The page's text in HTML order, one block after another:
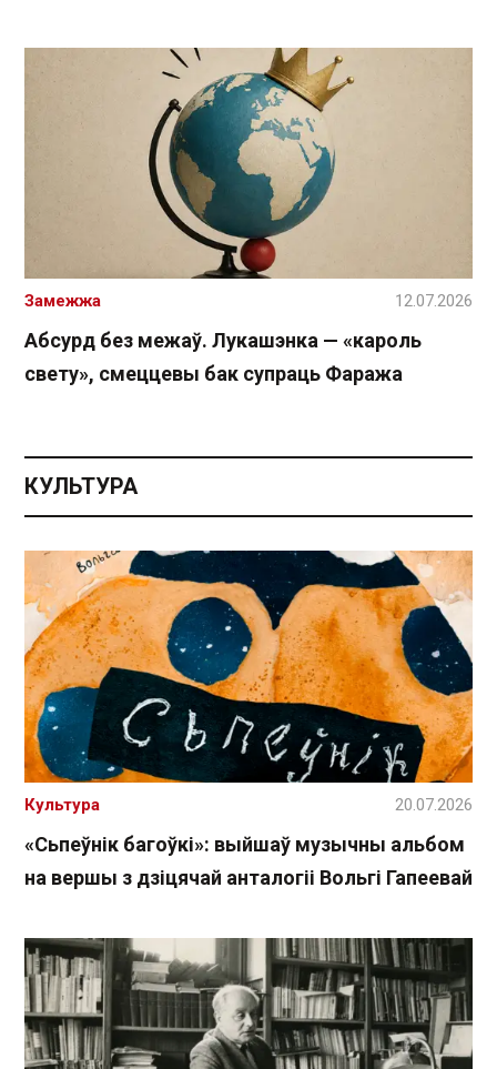
Абсурд без межаў. Лукашэнка — «кароль
свету», смеццевы бак супраць Фаража
Замежжа 12.07.2026
КУЛЬТУРА
«Сьпеўнік багоўкі»: выйшаў музычны альбом
на вершы з дзіцячай анталогіі Вольгі Гапеевай
Культура 20.07.2026